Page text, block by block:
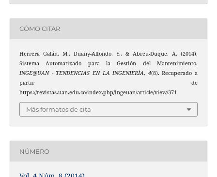
CÓMO CITAR
Herrera Galán, M., Duany-Alfondo, Y., & Abreu-Duque, A. (2014).
Sistema Automatizado para la Gestión del Mantenimiento.
INGE@UAN - TENDENCIAS EN LA INGENIERÍA, 4(8). Recuperado a
partir de
https://revistas.uan.edu.co/index.php/ingeuan/article/view/371
Más formatos de cita
NÚMERO